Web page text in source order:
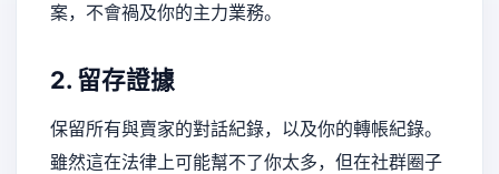
案，不會禍及你的主力業務。
2. 留存證據
保留所有與賣家的對話紀錄，以及你的轉帳紀錄。
雖然這在法律上可能幫不了你太多，但在社群圈子